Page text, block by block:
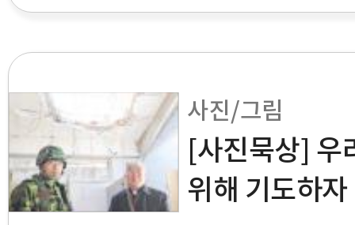
사진/그림
[사진묵상] 우
위해 기도하자